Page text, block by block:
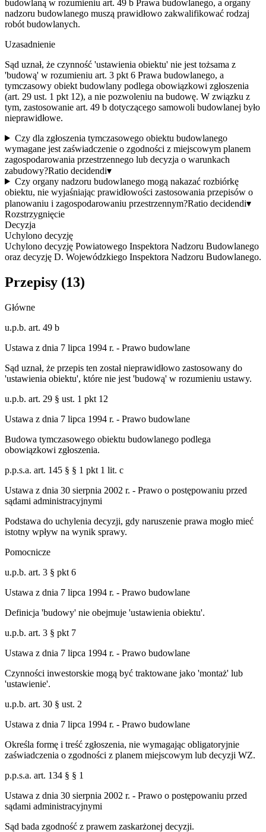
budowlaną w rozumieniu art. 49 b Prawa budowlanego, a organy
nadzoru budowlanego muszą prawidłowo zakwalifikować rodzaj
robót budowlanych.
Uzasadnienie
Sąd uznał, że czynność 'ustawienia obiektu' nie jest tożsama z
'budową' w rozumieniu art. 3 pkt 6 Prawa budowlanego, a
tymczasowy obiekt budowlany podlega obowiązkowi zgłoszenia
(art. 29 ust. 1 pkt 12), a nie pozwoleniu na budowę. W związku z
tym, zastosowanie art. 49 b dotyczącego samowoli budowlanej było
nieprawidłowe.
Czy dla zgłoszenia tymczasowego obiektu budowlanego
wymagane jest zaświadczenie o zgodności z miejscowym planem
zagospodarowania przestrzennego lub decyzja o warunkach
zabudowy?Ratio decidendi▾
Czy organy nadzoru budowlanego mogą nakazać rozbiórkę
obiektu, nie wyjaśniając prawidłowości zastosowania przepisów o
planowaniu i zagospodarowaniu przestrzennym?Ratio decidendi▾
Rozstrzygnięcie
Decyzja
Uchylono decyzję
Uchylono decyzję Powiatowego Inspektora Nadzoru Budowlanego
oraz decyzję D. Wojewódzkiego Inspektora Nadzoru Budowlanego.
Przepisy (13)
Główne
u.p.b. art. 49 b
Ustawa z dnia 7 lipca 1994 r. - Prawo budowlane
Sąd uznał, że przepis ten został nieprawidłowo zastosowany do
'ustawienia obiektu', które nie jest 'budową' w rozumieniu ustawy.
u.p.b. art. 29 § ust. 1 pkt 12
Ustawa z dnia 7 lipca 1994 r. - Prawo budowlane
Budowa tymczasowego obiektu budowlanego podlega
obowiązkowi zgłoszenia.
p.p.s.a. art. 145 § § 1 pkt 1 lit. c
Ustawa z dnia 30 sierpnia 2002 r. - Prawo o postępowaniu przed
sądami administracyjnymi
Podstawa do uchylenia decyzji, gdy naruszenie prawa mogło mieć
istotny wpływ na wynik sprawy.
Pomocnicze
u.p.b. art. 3 § pkt 6
Ustawa z dnia 7 lipca 1994 r. - Prawo budowlane
Definicja 'budowy' nie obejmuje 'ustawienia obiektu'.
u.p.b. art. 3 § pkt 7
Ustawa z dnia 7 lipca 1994 r. - Prawo budowlane
Czynności inwestorskie mogą być traktowane jako 'montaż' lub
'ustawienie'.
u.p.b. art. 30 § ust. 2
Ustawa z dnia 7 lipca 1994 r. - Prawo budowlane
Określa formę i treść zgłoszenia, nie wymagając obligatoryjnie
zaświadczenia o zgodności z planem miejscowym lub decyzji WZ.
p.p.s.a. art. 134 § § 1
Ustawa z dnia 30 sierpnia 2002 r. - Prawo o postępowaniu przed
sądami administracyjnymi
Sąd bada zgodność z prawem zaskarżonej decyzji.